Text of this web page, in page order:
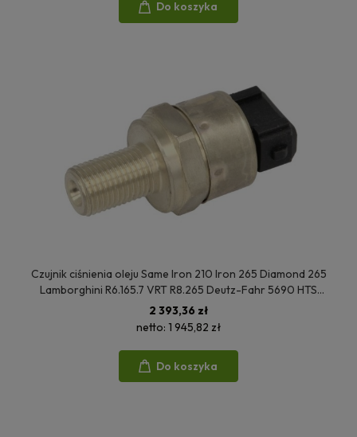
Do koszyka
Czujnik ciśnienia oleju Same Iron 210 Iron 265 Diamond 265
Lamborghini R6.165.7 VRT R8.265 Deutz-Fahr 5690 HTS
04199552
2 393,36 zł
netto: 1 945,82 zł
Do koszyka